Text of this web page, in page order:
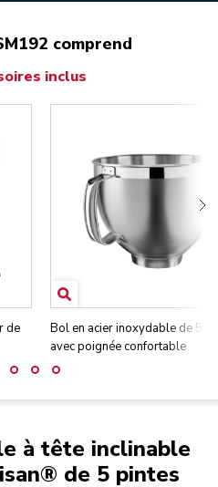
comprend
inclus
de
Bol en acier inoxydable de 5
avec poignée confortable
à tête inclinable
de 5 pintes